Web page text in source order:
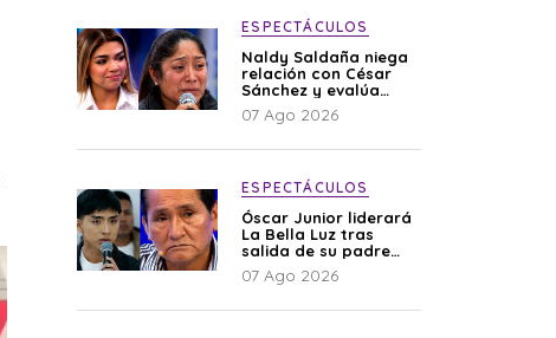
ESPECTÁCULOS
Naldy Saldaña niega
relación con César
Sánchez y evalúa
denunciar a su
esposa: “Es una
07 Ago 2026
ESPECTÁCULOS
Óscar Junior liderará
La Bella Luz tras
salida de su padre
por polémica con
Naldy Saldaña
07 Ago 2026